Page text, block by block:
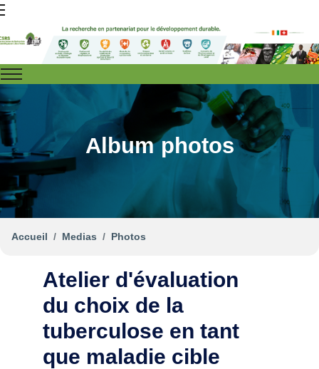
Album photos
Accueil Medias Photos
Atelier d'évaluation
du choix de la
tuberculose en tant
que maladie cible